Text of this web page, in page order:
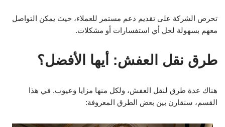
تحرص الشركة على تقديم دعم مستمر للعملاء، حيث يمكن التواصل
معهم بسهولة لحل أي استفسارات أو مشكلات.
طرق نقل العفش: أيها الأفضل؟
هناك عدة طرق لنقل العفش، ولكل منها مزايا وعيوب. في هذا
القسم، سنقارن بين بعض الطرق المعروفة: